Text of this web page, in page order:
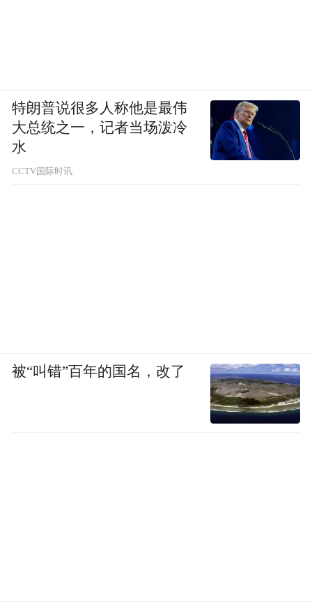
特朗普说很多人称他是最伟
大总统之一，记者当场泼冷
水
CCTV国际时讯
被“叫错”百年的国名，改了